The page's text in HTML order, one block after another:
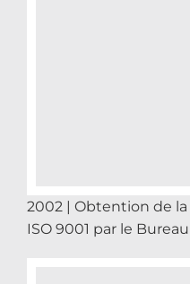
2002 | Obtention de
ISO 9001 par le